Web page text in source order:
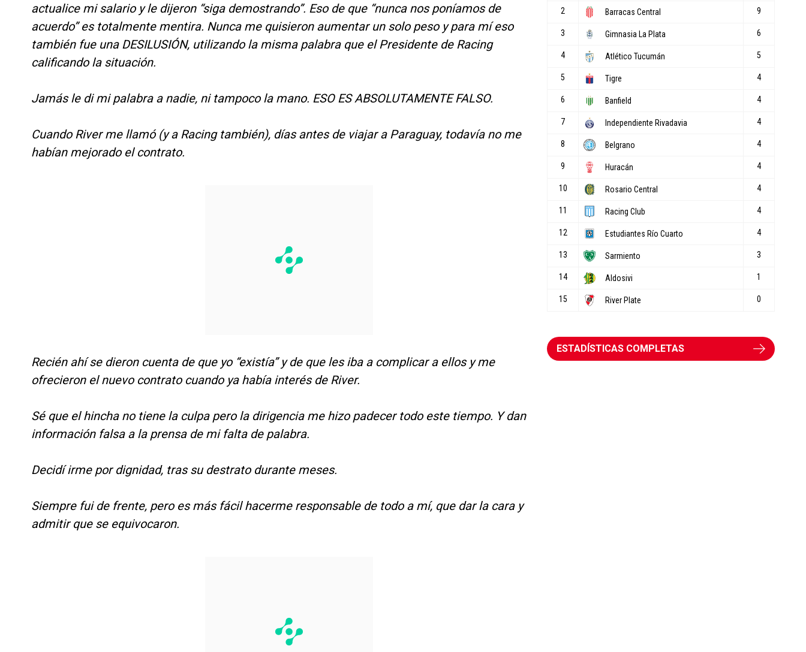
actualice mi salario y le dijeron “siga demostrando”. Eso de que “nunca nos poníamos de
acuerdo” es totalmente mentira. Nunca me quisieron aumentar un solo peso y para mí eso
también fue una DESILUSIÓN, utilizando la misma palabra que el Presidente de Racing
calificando la situación.
Jamás le di mi palabra a nadie, ni tampoco la mano. ESO ES ABSOLUTAMENTE FALSO.
Cuando River me llamó (y a Racing también), días antes de viajar a Paraguay, todavía no me
habían mejorado el contrato.
Recién ahí se dieron cuenta de que yo “existía” y de que les iba a complicar a ellos y me
ofrecieron el nuevo contrato cuando ya había interés de River.
Sé que el hincha no tiene la culpa pero la dirigencia me hizo padecer todo este tiempo. Y dan
información falsa a la prensa de mi falta de palabra.
Decidí irme por dignidad, tras su destrato durante meses.
Siempre fui de frente, pero es más fácil hacerme responsable de todo a mí, que dar la cara y
admitir que se equivocaron.
ESTADÍSTICAS COMPLETAS